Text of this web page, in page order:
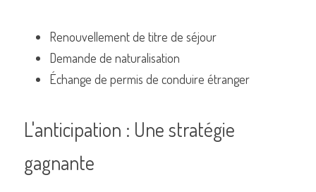
Renouvellement de titre de séjour
Demande de naturalisation
Échange de permis de conduire étranger
L'anticipation : Une stratégie
gagnante